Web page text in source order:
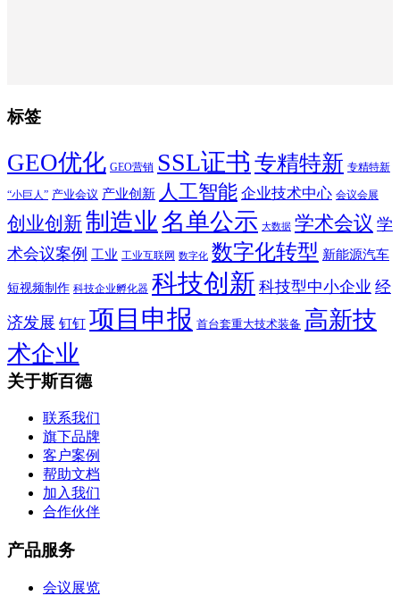
标签
GEO优化 GEO营销 SSL证书 专精特新 专精特新
“小巨人” 产业会议 产业创新 人工智能 企业技术中心 会议会展
创业创新制造业 名单公示 大数据 学术会议 学
术会议案例 工业 工业互联网 数字化 数字化转型 新能源汽车
短视频制作 科技企业孵化器 科技创新 科技型中小企业 经
济发展 钉钉 项目申报 首台套重大技术装备 高新技
术企业
关于斯百德
联系我们
旗下品牌
客户案例
帮助文档
加入我们
合作伙伴
产品服务
会议展览